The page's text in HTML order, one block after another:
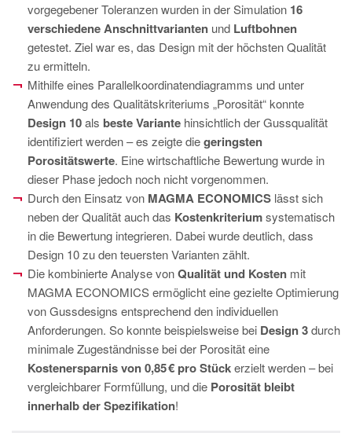
ES
EN
TR
MAGMA China
EN
MAGMA Indien
EN
MAGMA Korea
EN
KO
vorgegebener Toleranzen wurden in der Simulation 16
verschiedene Anschnittvarianten und Luftbohnen
getestet. Ziel war es, das Design mit der höchsten Qualität
zu ermitteln.
Mithilfe eines Parallelkoordinatendiagramms und unter
Anwendung des Qualitätskriteriums „Porosität“ konnte
Design 10als beste Variante hinsichtlich der Gussqualität
identifiziert werden – es zeigte diegeringsten
Porositätswerte. Eine wirtschaftliche Bewertung wurde in
dieser Phase jedoch noch nicht vorgenommen.
Durch den Einsatz von MAGMA ECONOMICS lässt sich
neben der Qualität auch das Kostenkriteriumsystematisch
in die Bewertung integrieren. Dabei wurde deutlich, dass
Design 10 zu den teuersten Varianten zählt.
Die kombinierte Analyse vonQualität und Kosten mit
MAGMA ECONOMICS ermöglicht eine gezielte Optimierung
von Gussdesigns entsprechend den individuellen
Anforderungen. So konnte beispielsweise bei Design 3durch
minimale Zugeständnisse bei der Porosität eine
Kostenersparnis von 0,85 € pro Stückerzielt werden – bei
vergleichbarer Formfüllung, und die Porosität bleibt
innerhalb der Spezifikation!